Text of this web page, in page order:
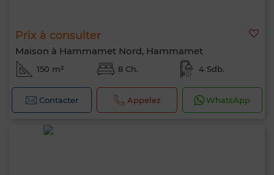
Prix à consulter
Maison à Hammamet Nord, Hammamet
150 m² 8 Ch. 4 Sdb.
Contacter Appelez WhatsApp